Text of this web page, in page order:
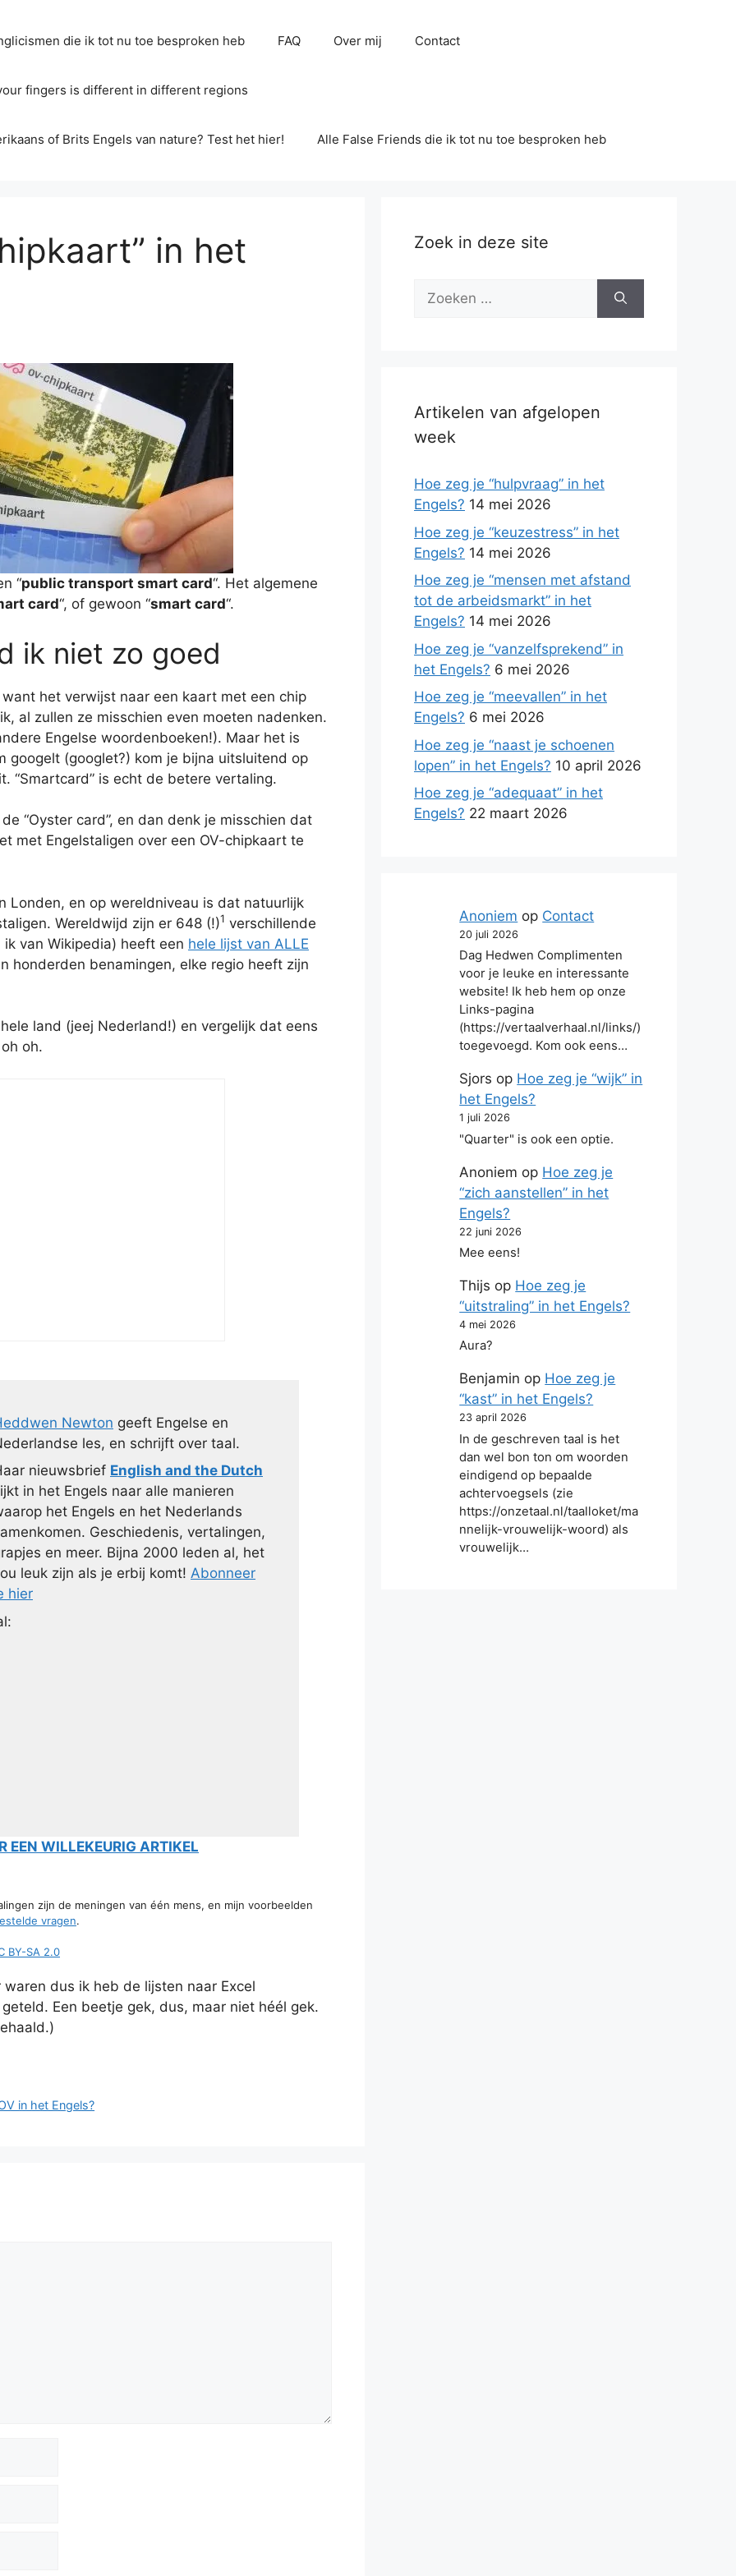
die ik tot nu toe besproken heb FAQ Over mij Contact
fingers is different in different regions
of Brits Engels van nature? Test het hier! Alle False Friends die ik tot nu toe besproken heb
in het
“public transport smart card“. Het algemene
card“, of gewoon “smart card“.
ik niet zo goed
het verwijst naar een kaart met een chip
al zullen ze misschien even moeten nadenken.
Engelse woordenboeken!). Maar het is
googelt (googlet?) kom je bijna uitsluitend op
“Smartcard” is echt de betere vertaling.
“Oyster card”, en dan denk je misschien dat
met Engelstaligen over een OV-chipkaart te
Londen, en op wereldniveau is dat natuurlijk
Wereldwijd zijn er 648 (!)1 verschillende
van Wikipedia) heeft een hele lijst van ALLE
honderden benamingen, elke regio heeft zijn
land (jeej Nederland!) en vergelijk dat eens
oh.
Newton geeft Engelse en
les, en schrijft over taal.
nieuwsbrief English and the Dutch
in het Engels naar alle manieren
het Engels en het Nederlands
Geschiedenis, vertalingen,
en meer. Bijna 2000 leden al, het
leuk zijn als je erbij komt! Abonneer
hier
EEN WILLEKEURIG ARTIKEL
zijn de meningen van één mens, en mijn voorbeelden
vragen.
BY-SA 2.0
dus ik heb de lijsten naar Excel
Een beetje gek, dus, maar niet héél gek.
in het Engels?
Zoek in deze site
Zoek
Artikelen van afgelopen
week
Hoe zeg je “hulpvraag” in het
Engels? 14 mei 2026
Hoe zeg je “keuzestress” in het
Engels? 14 mei 2026
Hoe zeg je “mensen met afstand
tot de arbeidsmarkt” in het
Engels? 14 mei 2026
Hoe zeg je “vanzelfsprekend” in
het Engels? 6 mei 2026
Hoe zeg je “meevallen” in het
Engels? 6 mei 2026
Hoe zeg je “naast je schoenen
lopen” in het Engels? 10 april 2026
Hoe zeg je “adequaat” in het
Engels? 22 maart 2026
Anoniem op Contact
20 juli 2026
Dag Hedwen Complimenten
voor je leuke en interessante
website! Ik heb hem op onze
Links-pagina
(https://vertaalverhaal.nl/links/)
toegevoegd. Kom ook eens…
Sjors op Hoe zeg je “wijk” in
het Engels?
1 juli 2026
"Quarter" is ook een optie.
Anoniem op Hoe zeg je
“zich aanstellen” in het
Engels?
22 juni 2026
Mee eens!
Thijs op Hoe zeg je
“uitstraling” in het Engels?
4 mei 2026
Aura?
Benjamin op Hoe zeg je
“kast” in het Engels?
23 april 2026
In de geschreven taal is het
dan wel bon ton om woorden
eindigend op bepaalde
achtervoegsels (zie
https://onzetaal.nl/taalloket/ma
nnelijk-vrouwelijk-woord) als
vrouwelijk…